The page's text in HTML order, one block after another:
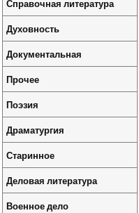
Справочная литература
Духовность
Документальная
Прочее
Поэзия
Драматургия
Старинное
Деловая литература
Военное дело